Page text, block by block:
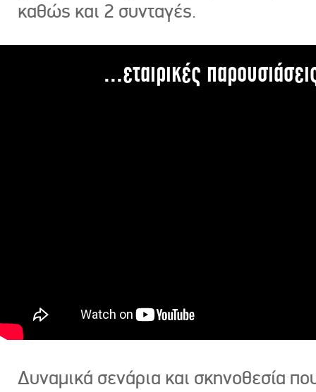
καθώς και 2 συνταγές.
...εταιρικές
Δυναμικά σενάρια και σκηνοθεσία